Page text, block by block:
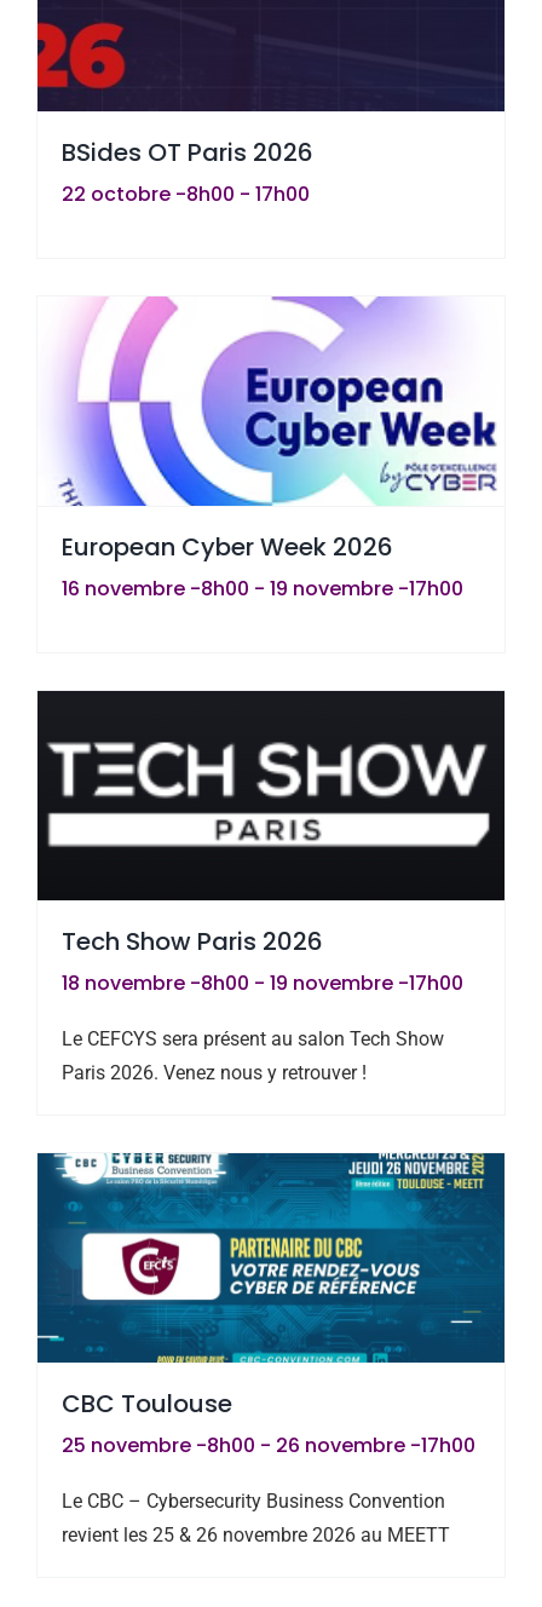
BSides OT Paris 2026
22 octobre -8h00 - 17h00
European Cyber Week 2026
16 novembre -8h00 - 19 novembre -17h00
Tech Show Paris 2026
18 novembre -8h00 - 19 novembre -17h00
Le CEFCYS sera présent au salon Tech Show
Paris 2026. Venez nous y retrouver !
CBC Toulouse
25 novembre -8h00 - 26 novembre -17h00
Le CBC – Cybersecurity Business Convention
revient les 25 & 26 novembre 2026 au MEETT